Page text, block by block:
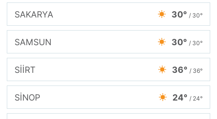
SAKARYA 30° / 30°
SAMSUN 30° / 30°
SİİRT 36° / 36°
SİNOP 24° / 24°